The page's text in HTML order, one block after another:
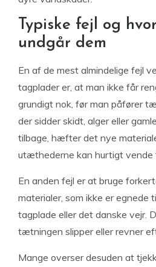
Typiske fejl og
undgår dem
En af de mest almindelige fejl
tagplader er, at man ikke får
grundigt nok, før man påfører
der sidder skidt, alger eller
tilbage, hæfter det nye
utæthederne kan hurtigt vende
En anden fejl er at bruge
materialer, som ikke er egnede
tagplade eller det danske vejr.
tætningen slipper eller revner
Mange overser desuden at